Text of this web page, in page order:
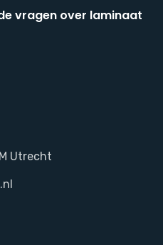
vragen over laminaat
Utrecht